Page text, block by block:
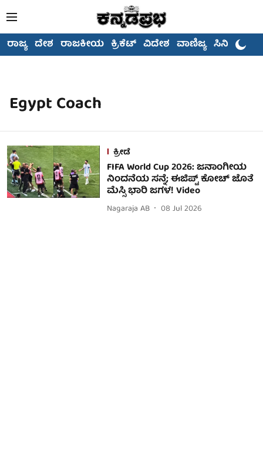
ರಾಜ್ಯ ದೇಶ ರಾಜಕೀಯ ಕ್ರಿಕೆಟ್ ವಿದೇಶ ವಾಣಿಜ್ಯ ಸಿನಿಮಾ
Egypt Coach
ಕ್ರೀಡೆ
FIFA World Cup 2026: ಜನಾಂಗೀಯ
ನಿಂದನೆಯ ಸನ್ನೆ; ಈಜಿಪ್ಟ್ ಕೋಚ್ ಜೊತೆ
ಮೆಸ್ಸಿ ಭಾರಿ ಜಗಳ! Video
Nagaraja AB 08 Jul 2026